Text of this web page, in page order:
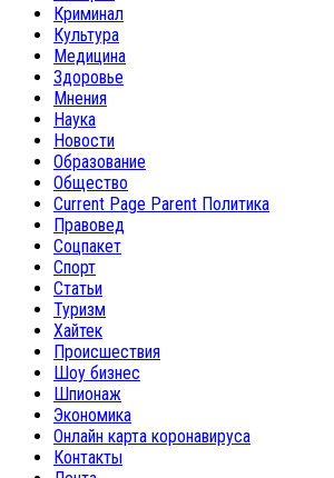
Криминал
Культура
Медицина
Здоровье
Мнения
Наука
Новости
Образование
Общество
Current Page Parent Политика
Правовед
Соцпакет
Спорт
Статьи
Туризм
Хайтек
Происшествия
Шоу бизнес
Шпионаж
Экономика
Онлайн карта коронавируса
Контакты